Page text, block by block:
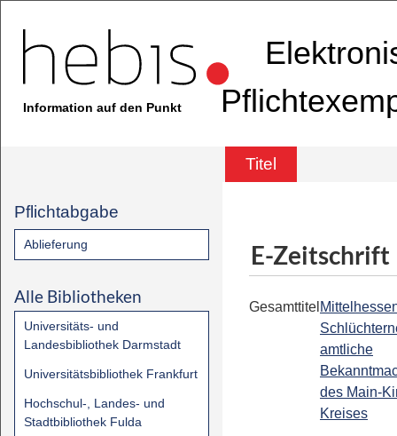
Information auf den Punkt
Titel
Pflichtabgabe
Ablieferung
Alle Bibliotheken
Universitäts- und
Landesbibliothek Darmstadt
Universitätsbibliothek Frankfurt
Hochschul-, Landes- und
Stadtbibliothek Fulda
E-Zeitschrift
Gesamttitel
amtliche
des Main-
Kreises